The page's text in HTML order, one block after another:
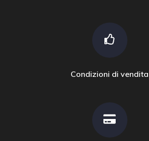
Condizioni di vendita